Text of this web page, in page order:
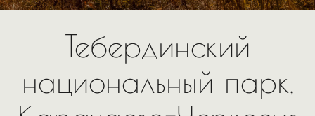
Тебердинский
национальный парк,